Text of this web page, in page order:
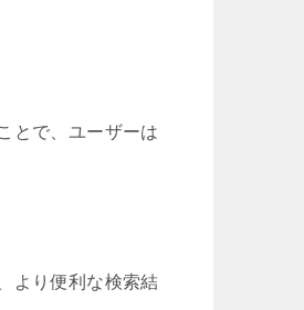
とで、ユーザーは
より便利な検索結